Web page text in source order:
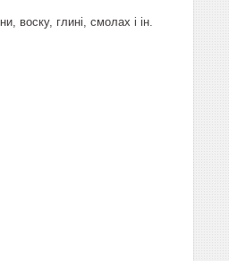
воску, глині, смолах і ін.